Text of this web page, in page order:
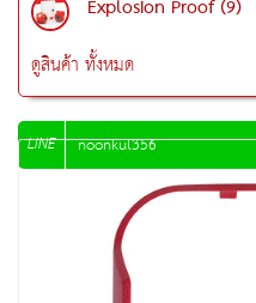
Explosion Proof (9)
ดูสินค้า ทั้งหมด
LINE noonkul356